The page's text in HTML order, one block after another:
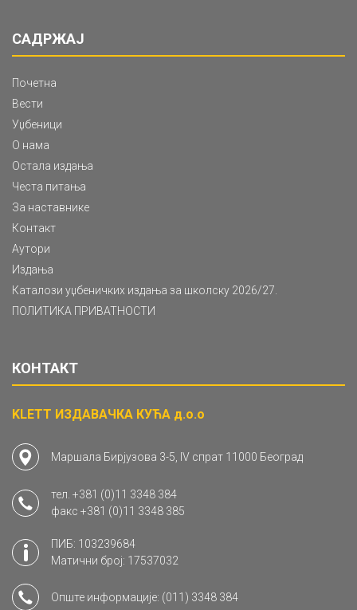
САДРЖАЈ
Почетна
Вести
Уџбеници
О нама
Остала издања
Честа питања
За наставнике
Контакт
Аутори
Издања
Каталози уџбеничких издања за школску 2026/27.
ПОЛИТИКА ПРИВАТНОСТИ
КОНТАКТ
KLETT ИЗДАВАЧКА КУЋА д.о.о
Маршала Бирјузова 3-5, IV спрат 11000 Београд
тел. +381 (0)11 3348 384
факс +381 (0)11 3348 385
ПИБ: 103239684
Матични број: 17537032
Опште информације: (011) 3348 384